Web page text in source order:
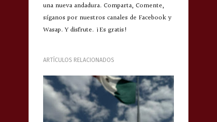
una nueva andadura. Comparta, Comente,
síganos por nuestros canales de Facebook y
Wasap. Y disfrute. ¡Es gratis!
ARTÍCULOS RELACIONADOS